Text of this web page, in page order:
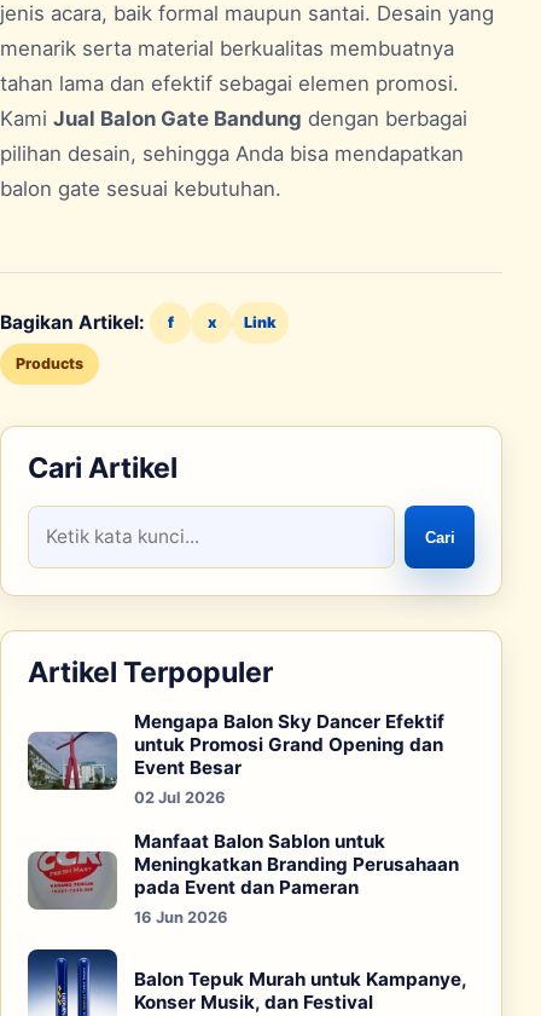
jenis acara, baik formal maupun santai. Desain yang
menarik serta material berkualitas membuatnya
tahan lama dan efektif sebagai elemen promosi.
Kami Jual Balon Gate Bandung dengan berbagai
pilihan desain, sehingga Anda bisa mendapatkan
balon gate sesuai kebutuhan.
Bagikan Artikel: f x Link
Products
Cari Artikel
Cari
Artikel Terpopuler
Mengapa Balon Sky Dancer Efektif
untuk Promosi Grand Opening dan
Event Besar
02 Jul 2026
Manfaat Balon Sablon untuk
Meningkatkan Branding Perusahaan
pada Event dan Pameran
16 Jun 2026
Balon Tepuk Murah untuk Kampanye,
Konser Musik, dan Festival